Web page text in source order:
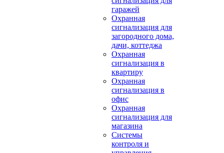
гаражей
Охранная
сигнализация для
загородного дома,
дачи, коттеджа
Охранная
сигнализация в
квартиру
Охранная
сигнализация в
офис
Охранная
сигнализация для
магазина
Системы
контроля и